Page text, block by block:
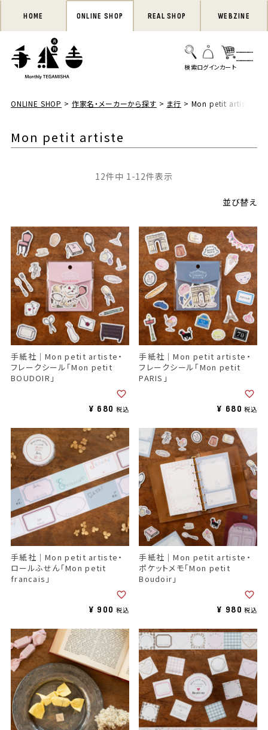
HOME ONLINE SHOP REAL SHOP WEBZINE
ONLINE SHOP 作家名・メーカーから探す ま行 Mon petit artiste
Mon petit artiste
並び替え
12件中 1 -12件表示
手紙社｜Mon petit artiste・
フレークシール「Mon petit
BOUDOIR」
¥ 680 税込
手紙社｜Mon petit artiste・
フレークシール「Mon petit
PARIS」
¥ 680 税込
手紙社｜Mon petit artiste・
ロールふせん「Mon petit
francais」
¥ 900 税込
手紙社｜Mon petit artiste・
ポケットメモ「Mon petit
Boudoir」
¥ 980 税込